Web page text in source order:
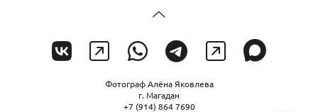
Фотограф Алёна Яковлева
г. Магадан
+7 (914) 864 7690